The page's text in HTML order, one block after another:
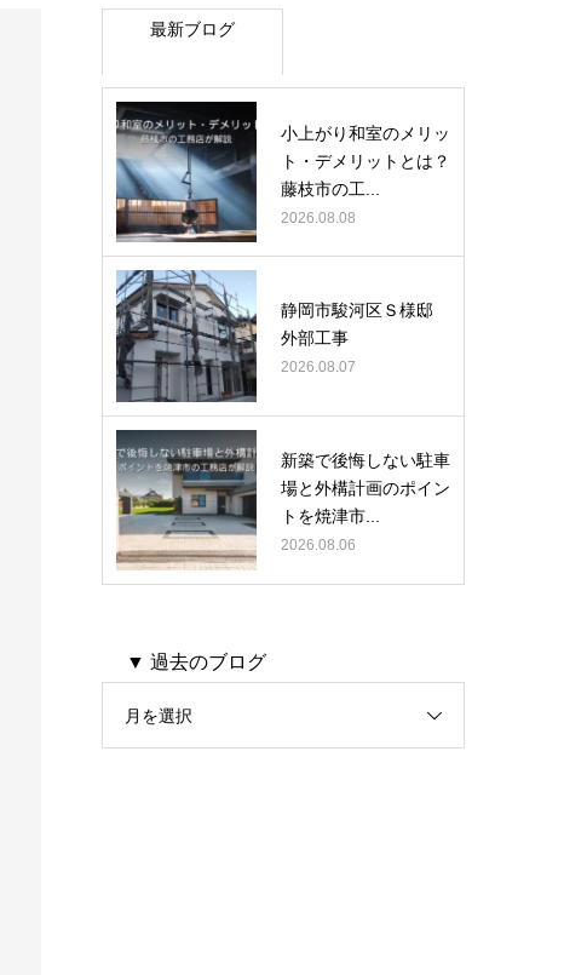
最新ブログ
小上がり和室のメリッ
ト・デメリットとは？
藤枝市の工...
2026.08.08
静岡市駿河区Ｓ様邸
外部工事
2026.08.07
新築で後悔しない駐車
場と外構計画のポイン
トを焼津市...
2026.08.06
▼ 過去のブログ
月を選択